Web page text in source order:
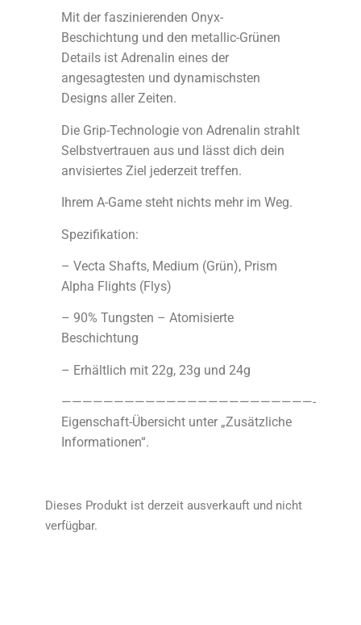
Mit der faszinierenden Onyx-
Beschichtung und den metallic-Grünen
Details ist Adrenalin eines der
angesagtesten und dynamischsten
Designs aller Zeiten.
Die Grip-Technologie von Adrenalin strahlt
Selbstvertrauen aus und lässt dich dein
anvisiertes Ziel jederzeit treffen.
Ihrem A-Game steht nichts mehr im Weg.
Spezifikation:
– Vecta Shafts, Medium (Grün), Prism
Alpha Flights (Flys)
– 90% Tungsten – Atomisierte
Beschichtung
– Erhältlich mit 22g, 23g und 24g
————————————————————————-
Eigenschaft-Übersicht unter „Zusätzliche
Informationen“.
Dieses Produkt ist derzeit ausverkauft und nicht
verfügbar.